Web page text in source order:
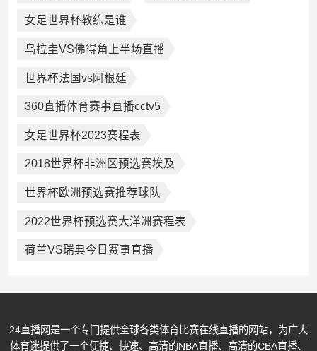
女足世界杯教练是谁
乌拉圭VS佛得角上半场直播
世界杯法国vs阿根廷
360直播体育赛事直播cctv5
女足世界杯2023赛程表
2018世界杯非洲区预选赛埃及
世界杯欧洲预选赛推荐球队
2022世界杯预选赛大洋洲赛程表
荷兰VS瑞典今日赛事直播
24直播网是一个专门提供全球各类体育比赛在线直播的网站，为广大
体育迷提供了一个便捷、快速、高清的NBA直播、高清的CBA直播、